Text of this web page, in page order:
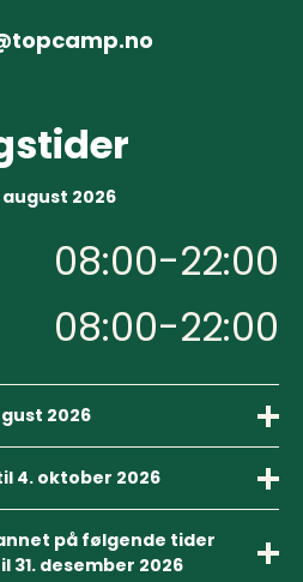
2026
08:00-22:00
08:00-22:00
2026
09:00-17:00
09:00-20:00
4. oktober 2026
09:00-17:00
på følgende tider
31. desember 2026